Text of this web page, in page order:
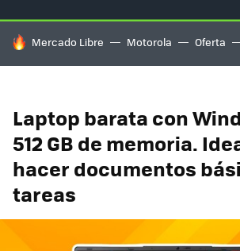
HOY SE HABLA DE
Mercado Libre Motorola Oferta
Laptop barata con
512 GB de memoria.
hacer documentos
tareas